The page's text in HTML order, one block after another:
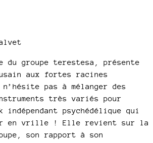
du groupe terestesa, présente
aux fortes racines
pas à mélanger des
très variés pour
indépendant psychédélique qui
en vrille ! Elle revient sur la
son rapport à son